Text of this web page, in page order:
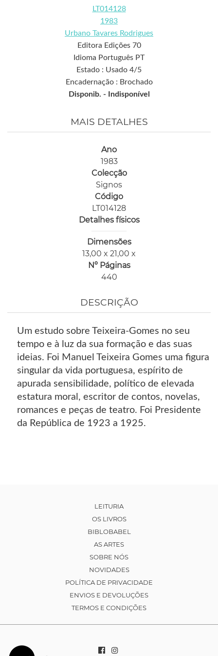
LT014128
1983
Urbano Tavares Rodrigues
Editora Edições 70
Idioma Português PT
Estado : Usado 4/5
Encadernação : Brochado
Disponib. -
Indisponível
MAIS DETALHES
Ano
1983
Colecção
Signos
Código
LT014128
Detalhes físicos
Dimensões
13,00 x 21,00 x
Nº Páginas
440
DESCRIÇÃO
Um estudo sobre Teixeira-Gomes no seu
tempo e à luz da sua formação e das suas
ideias. Foi Manuel Teixeira Gomes uma figura
singular da vida portuguesa, espírito de
apurada sensibilidade, político de elevada
estatura moral, escritor de contos, novelas,
romances e peças de teatro. Foi Presidente
da República de 1923 a 1925.
LEITURIA
OS LIVROS
BIBLOBABEL
AS ARTES
SOBRE NÓS
NOVIDADES
POLÍTICA DE PRIVACIDADE
ENVIOS E DEVOLUÇÕES
TERMOS E CONDIÇÕES